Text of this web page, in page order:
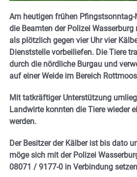
Am heutigen frühen
die Beamten der Polizei Wasserburg
als plötzlich gegen vier Uhr vier
Dienststelle vorbeiliefen. Die Tiere
durch die nördliche Burgau und
auf einer Weide im Bereich
Mit tatkräftiger Unterstützung
Landwirte konnten die Tiere wieder
werden.
Der Besitzer der Kälber ist bis dato
möge sich mit der Polizei
08071 / 9177-0 in Verbindung